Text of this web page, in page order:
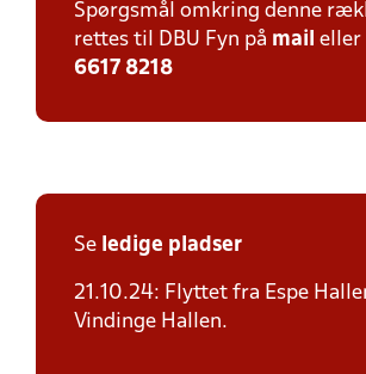
Spørgsmål omkring denne
rettes til DBU Fyn på mail eller
6617 8218
Se ledige pladser
21.10.24: Flyttet fra Espe
Vindinge Hallen.